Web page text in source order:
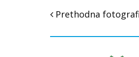
Post
Prethodna